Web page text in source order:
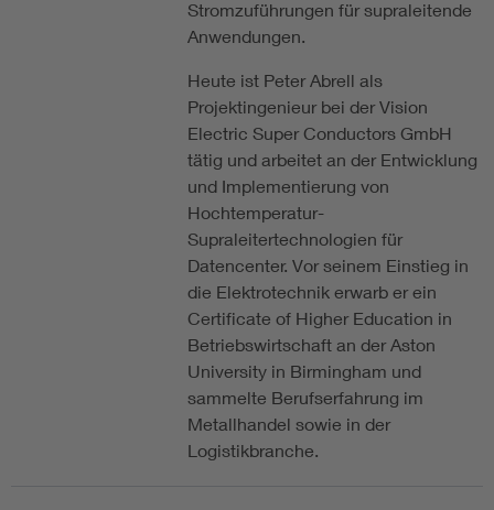
Stromzuführungen für supraleitende
Anwendungen.
Heute ist Peter Abrell als
Projektingenieur bei der Vision
Electric Super Conductors GmbH
tätig und arbeitet an der Entwicklung
und Implementierung von
Hochtemperatur-
Supraleitertechnologien für
Datencenter. Vor seinem Einstieg in
die Elektrotechnik erwarb er ein
Certificate of Higher Education in
Betriebswirtschaft an der Aston
University in Birmingham und
sammelte Berufserfahrung im
Metallhandel sowie in der
Logistikbranche.